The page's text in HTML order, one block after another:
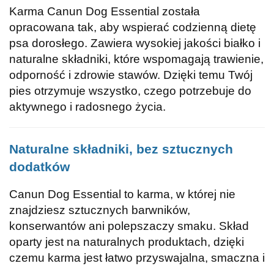
Karma Canun Dog Essential została
opracowana tak, aby wspierać codzienną dietę
psa dorosłego. Zawiera wysokiej jakości białko i
naturalne składniki, które wspomagają trawienie,
odporność i zdrowie stawów. Dzięki temu Twój
pies otrzymuje wszystko, czego potrzebuje do
aktywnego i radosnego życia.
Naturalne składniki, bez sztucznych
dodatków
Canun Dog Essential to karma, w której nie
znajdziesz sztucznych barwników,
konserwantów ani polepszaczy smaku. Skład
oparty jest na naturalnych produktach, dzięki
czemu karma jest łatwo przyswajalna, smaczna i